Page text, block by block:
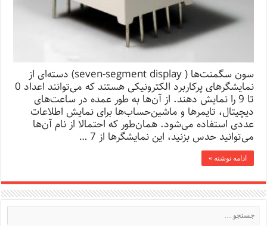
سون سگمنت‌ها ( seven-segment display) دسته‌ای از
نمایشگرهای پرکاربرد الکترونیکی هستند که می‌توانند اعداد 0
تا 9 را نمایش دهند. از آن‌ها به طور عمده در ساعت‌های
دیچیتال، تایمرها و ماشین‌حساب‌ها برای نمایش اطلاعات
عددی استفاده می‌شود. همان‌طور که احتمالا از نام آن‌ها
می‌توانید حدس بزنید، این نمایشگرها از 7 …
ادامه نوشته »